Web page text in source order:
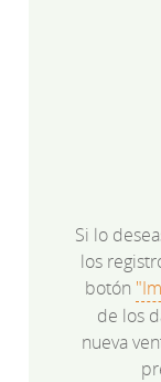
Si lo
los
botón
de los
nueva